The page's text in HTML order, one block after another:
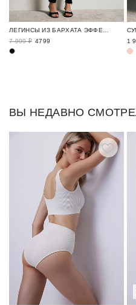
ЛЕГИНСЫ ИЗ БАРХАТА ЭФФЕКТНЫЕ ОБРАЗЫ / NEW YEAR EXPRESS
7 999 ₽ 4799
1
ВЫ НЕДАВНО